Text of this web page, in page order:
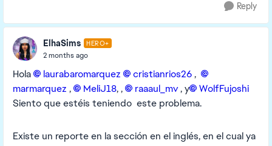
Reply
ElhaSims HERO+
2 months ago
Hola laurabaromarquez​ cristianrios26​,
marmarquez​ , MeliJ18​, , raaaul_mv​, y
WolfFujoshi​
Siento que estéis teniendo este problema.
Existe un reporte en la sección en el inglés, en el cual ya